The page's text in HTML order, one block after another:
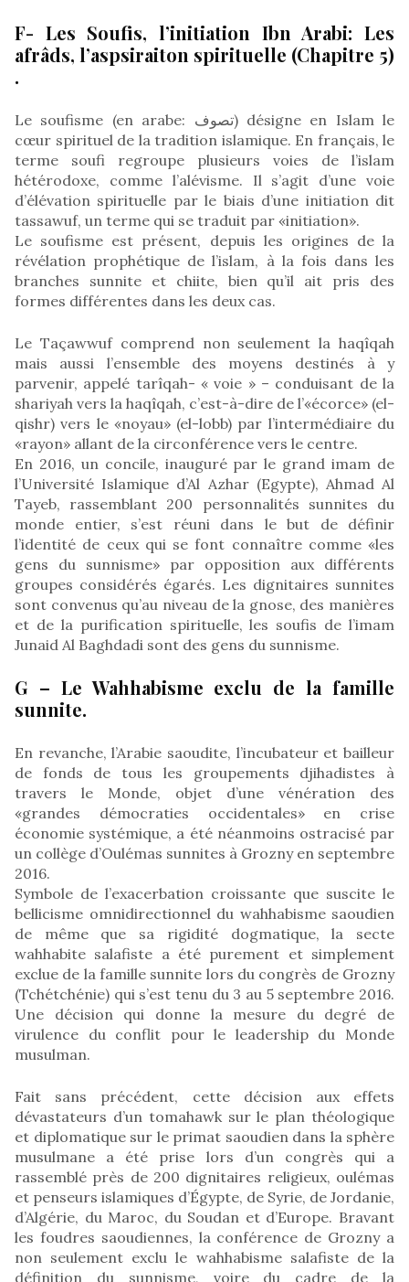
F- Les Soufis, l’initiation Ibn Arabi: Les
afrâds, l’aspsiraiton spirituelle (Chapitre 5)
.
Le soufisme (en arabe: تصوف) désigne en Islam le
cœur spirituel de la tradition islamique. En français, le
terme soufi regroupe plusieurs voies de l’islam
hétérodoxe, comme l’alévisme. Il s’agit d’une voie
d’élévation spirituelle par le biais d’une initiation dit
tassawuf, un terme qui se traduit par «initiation».
Le soufisme est présent, depuis les origines de la
révélation prophétique de l’islam, à la fois dans les
branches sunnite et chiite, bien qu’il ait pris des
formes différentes dans les deux cas.
Le Taçawwuf comprend non seulement la haqîqah
mais aussi l’ensemble des moyens destinés à y
parvenir, appelé tarîqah- « voie » – conduisant de la
shariyah vers la haqîqah, c’est-à-dire de l’«écorce» (el-
qishr) vers le «noyau» (el-lobb) par l’intermédiaire du
«rayon» allant de la circonférence vers le centre.
En 2016, un concile, inauguré par le grand imam de
l’Université Islamique d’Al Azhar (Egypte), Ahmad Al
Tayeb, rassemblant 200 personnalités sunnites du
monde entier, s’est réuni dans le but de définir
l’identité de ceux qui se font connaître comme «les
gens du sunnisme» par opposition aux différents
groupes considérés égarés. Les dignitaires sunnites
sont convenus qu’au niveau de la gnose, des manières
et de la purification spirituelle, les soufis de l’imam
Junaid Al Baghdadi sont des gens du sunnisme.
G – Le Wahhabisme exclu de la famille
sunnite.
En revanche, l’Arabie saoudite, l’incubateur et bailleur
de fonds de tous les groupements djihadistes à
travers le Monde, objet d’une vénération des
«grandes démocraties occidentales» en crise
économie systémique, a été néanmoins ostracisé par
un collège d’Oulémas sunnites à Grozny en septembre
2016.
Symbole de l’exacerbation croissante que suscite le
bellicisme omnidirectionnel du wahhabisme saoudien
de même que sa rigidité dogmatique, la secte
wahhabite salafiste a été purement et simplement
exclue de la famille sunnite lors du congrès de Grozny
(Tchétchénie) qui s’est tenu du 3 au 5 septembre 2016.
Une décision qui donne la mesure du degré de
virulence du conflit pour le leadership du Monde
musulman.
Fait sans précédent, cette décision aux effets
dévastateurs d’un tomahawk sur le plan théologique
et diplomatique sur le primat saoudien dans la sphère
musulmane a été prise lors d’un congrès qui a
rassemblé près de 200 dignitaires religieux, oulémas
et penseurs islamiques d’Égypte, de Syrie, de Jordanie,
d’Algérie, du Maroc, du Soudan et d’Europe. Bravant
les foudres saoudiennes, la conférence de Grozny a
non seulement exclu le wahhabisme salafiste de la
définition du sunnisme, voire du cadre de la